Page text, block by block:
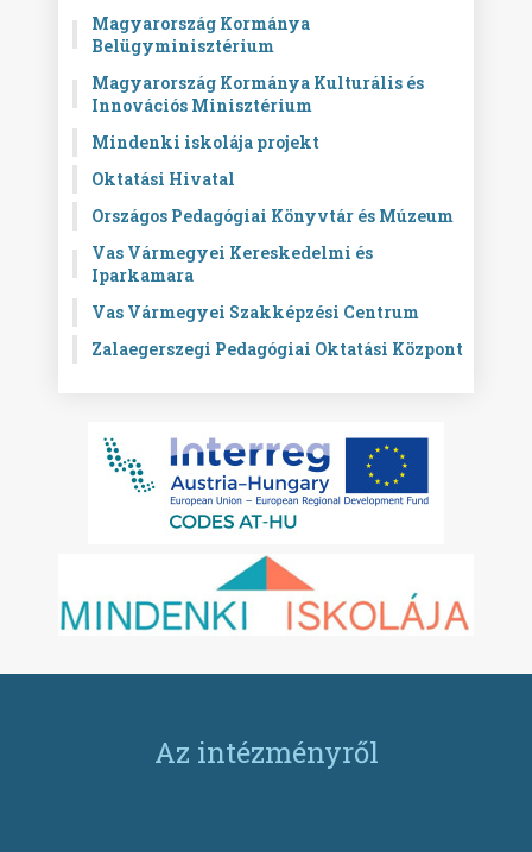
Magyarország Kormánya
Belügyminisztérium
Magyarország Kormánya Kulturális és
Innovációs Minisztérium
Mindenki iskolája projekt
Oktatási Hivatal
Országos Pedagógiai Könyvtár és Múzeum
Vas Vármegyei Kereskedelmi és
Iparkamara
Vas Vármegyei Szakképzési Centrum
Zalaegerszegi Pedagógiai Oktatási Központ
Az intézményről